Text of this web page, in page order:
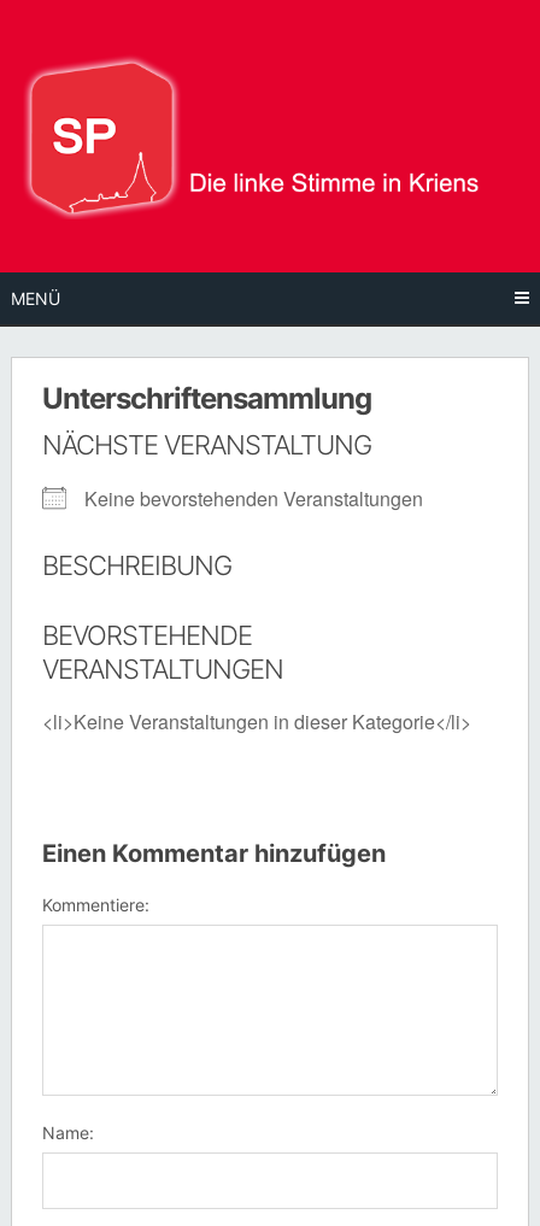
Inhalt
MENÜ
Unterschriftensammlung
NÄCHSTE VERANSTALTUNG
Keine bevorstehenden Veranstaltungen
BESCHREIBUNG
BEVORSTEHENDE
VERANSTALTUNGEN
<li>Keine Veranstaltungen in dieser Kategorie</li>
Einen Kommentar hinzufügen
Kommentiere:
Name: